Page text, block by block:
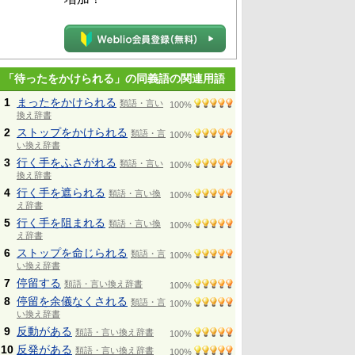
「待ったをかけられる」の同義語の関連用語
1
まったをかけられる 類語・言い
換え辞書
100%
2 ストップをかけられる 類語・言
い換え辞書
100%
3 行く手をふさがれる 類語・言い
換え辞書
100%
4 行く手を遮られる 類語・言い換
え辞書
100%
5 行く手を阻まれる 類語・言い換
え辞書
100%
6 ストップを命じられる 類語・言
い換え辞書
100%
7 停留する 類語・言い換え辞書 100%
8 停留を余儀なくされる 類語・言
い換え辞書
100%
9 反動がある 類語・言い換え辞書 100%
10 反発がある 類語・言い換え辞書 100%